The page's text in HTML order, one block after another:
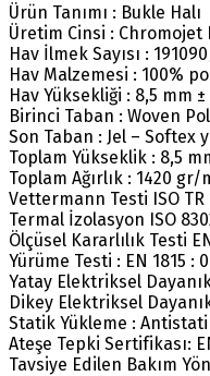
Ürün Tanımı : Bukle Halı
Üretim Cinsi : Chromojet
Hav İlmek Sayısı :
Hav Malzemesi : 100%
Hav Yüksekliği : 8,5 mm ±
Birinci Taban : Woven
Son Taban : Jel – Softex
Toplam Yükseklik : 8,5
Toplam Ağırlık : 1420
Vettermann Testi ISO TR
Termal İzolasyon ISO
Ölçüsel Kararlılık Testi
Yürüme Testi : EN 1815 :
Yatay Elektriksel
Dikey Elektriksel
Statik Yükleme :
Ateşe Tepki Sertifikası:
Tavsiye Edilen Bakım